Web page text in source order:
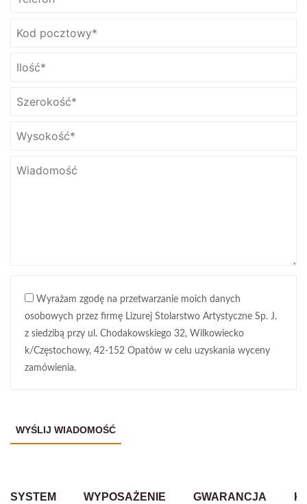
Wyrażam zgodę na przetwarzanie moich danych
osobowych przez firmę Lizurej Stolarstwo Artystyczne Sp. J.
z siedzibą przy ul. Chodakowskiego 32, Wilkowiecko
k/Częstochowy, 42-152 Opatów w celu uzyskania wyceny
zamówienia.
SYSTEM
WYPOSAŻENIE GWARANCJA